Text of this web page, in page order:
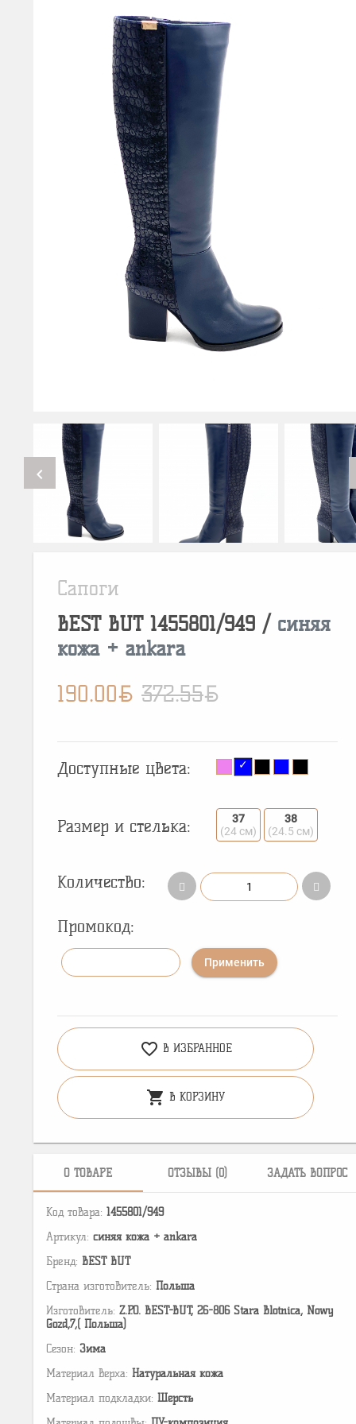
chevron_left
Сапоги
BEST BUT 1455801/949 / синяя
кожа + ankara
190.00BYN 372.55BYN
Доступные цвета:
Размер и стелька:
37
(24 см)
38
(24.5 см)
Количество:
Промокод:
Применить
favorite_border В ИЗБРАННОЕ
shopping_cart В КОРЗИНУ
О ТОВАРЕ ОТЗЫВЫ (0) ЗАДАТЬ ВОПРОС
Код товара: 1455801/949
Артикул: синяя кожа + ankara
Бренд: BEST BUT
Страна изготовитель: Польша
Изготовитель: Z.P.O. BEST-BUT, 26-806 Stara Blotnica, Nowy
Gozd,7,( Польша)
Сезон: Зима
Материал верха: Натуральная кожа
Материал подкладки: Шерсть